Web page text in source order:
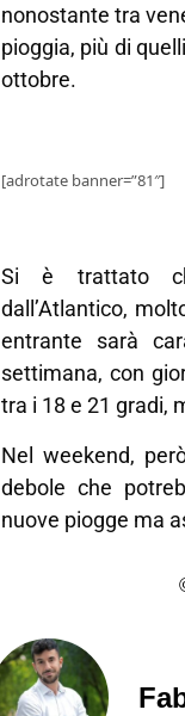
nonostante tra
pioggia, più di
ottobre.
[adrotate banner=”81″]
Si è trattato
dall’Atlantico,
entrante sarà
settimana, con
tra i 18 e 21 gradi,
Nel weekend,
debole che
nuove piogge ma